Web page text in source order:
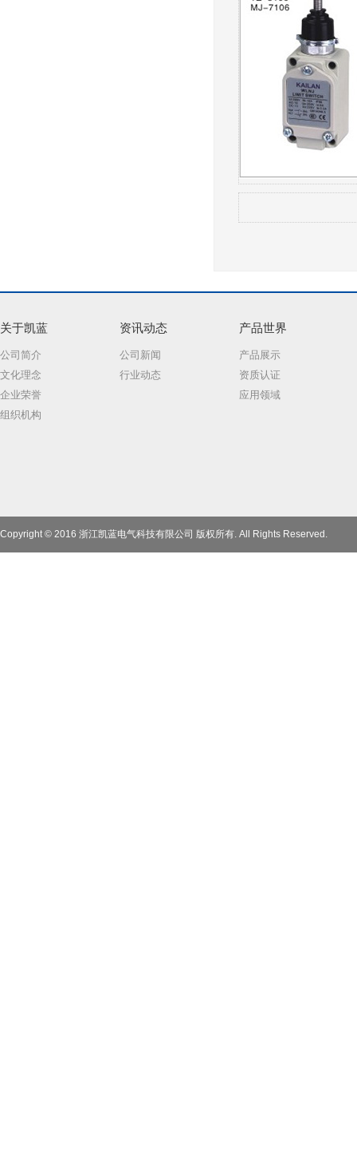
关于凯蓝
公司简介
文化理念
企业荣誉
组织机构
资讯动态
公司新闻
行业动态
产品世界
产品展示
资质认证
应用领域
Copyright © 2016 浙江凯蓝电气科技有限公司 版权所有. All Rights Reserved.